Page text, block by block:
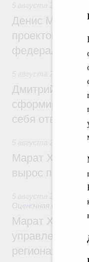
Денис
проектов
федеральном
Дмитрий
сформировал
себя
Марат
вырос почти
Оценочная
Марат
управление
регионах